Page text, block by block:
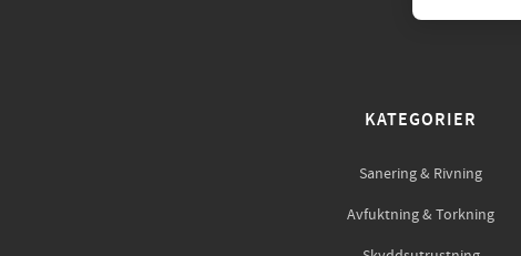
KATEGORIER
Sanering & Rivning
Avfuktning & Torkning